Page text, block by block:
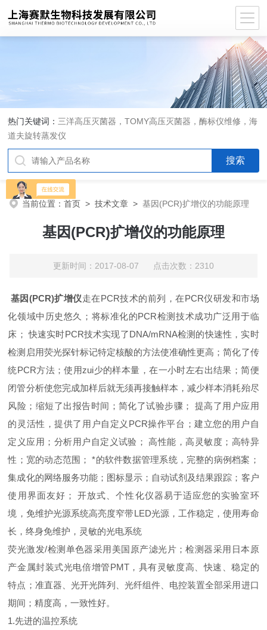
热门关键词： 三洋高压灭菌器，TOMY高压灭菌器，酶标仪维修，海
道夫旋转蒸发仪
当前位置：首页 >技术文章 >基因(PCR)扩增仪的功能原理
基因(PCR)扩增仪的功能原理
更新时间：2017-08-07 点击次数：2310
基因(PCR)扩增仪走在PCR技术的前列，在PCR仪研发和市场
化领域中历史悠久；将标准化的PCR检测技术成功广泛用于临
床； 快速实时PCR技术实现了DNA/mRNA检测的快速性，实时
检测启用荧光探针标记特定核酸的方法使准确性更高；简化了传
统PCR方法；使用zui少的样本量，在一小时左右出结果；简便
闭管分析使您完成加样后就无须再接触样本，减少样本消耗殆尽
风险；缩短了出报告时间；简化了试验步骤； 提高了用户应用
的灵活性，提供了用户自定义PCR操作平台；建立您的用户自
定义应用；分析用户自定义试验； 高性能，高灵敏度；高特异
性；宽的动态范围； *的软件数据管理系统，完整的病例档案；
集成化的网络服务功能；图标显示；自动试剂及结果跟踪；客户
使用界面友好； 开放式、个性化仪器易于适应您的实验室环
境，免维护光源系统高亮度窄带LED光源，工作稳定，使用寿命
长，终身免维护，灵敏的光电系统
荧光激发/检测单色器采用美国原产滤光片；检测器采用日本原
产金属封装式光电倍增管PMT，具有灵敏度高、快速、稳定的
特点；准直器、光开光阵列、光纤组件、电控装置全部采用进口
期间；精度高，一致性好。
1.先进的温控系统